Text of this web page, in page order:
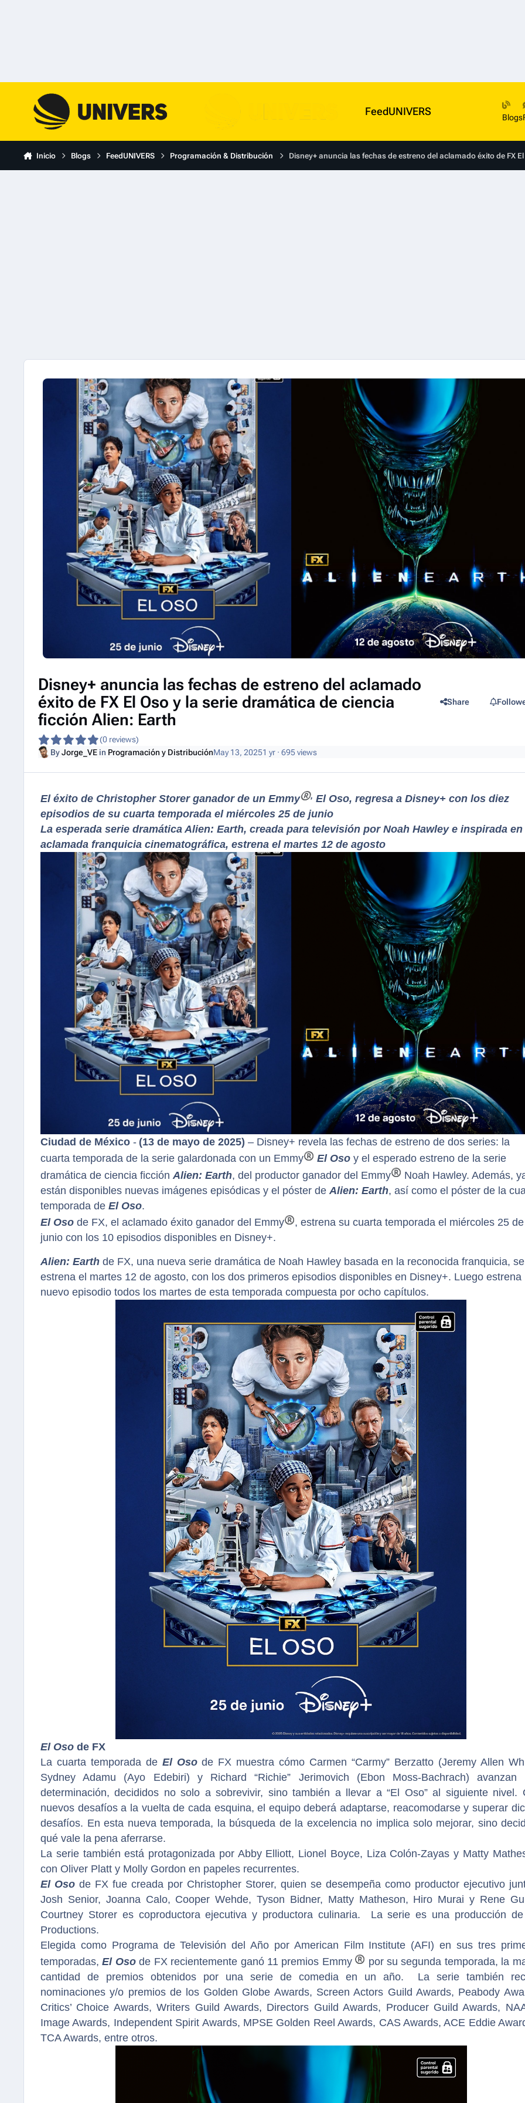
FeedUNIVERS Blogs
Inicio Blogs FeedUNIVERS Programación & Distribución Disney+ anuncia las fechas de estreno del aclamado éxito de FX
Disney+ anuncia las fechas de estreno del aclamado
éxito de FX El Oso y la serie dramática de ciencia
ficción Alien: Earth
(0 reviews)
Share
ByJorge_VEin Programación y DistribuciónMay 13, 20251 yr· 695 views
El éxito de Christopher Storer ganador de un Emmy®, El Oso, regresa a Disney+ con los diez
episodios de su cuarta temporada el miércoles 25 de junio
La esperada serie dramática Alien: Earth, creada para televisión por Noah Hawley e inspirada en
aclamada franquicia cinematográfica, estrena el martes 12 de agosto
Ciudad de México - (13 de mayo de 2025) – Disney+ revela las fechas de estreno de dos series: la
cuarta temporada de la serie galardonada con un Emmy® El Oso y el esperado estreno de la serie
dramática de ciencia ficción Alien: Earth, del productor ganador del Emmy® Noah Hawley. Además,
están disponibles nuevas imágenes episódicas y el póster de Alien: Earth, así como el póster de la
temporada de El Oso.
El Oso de FX, el aclamado éxito ganador del Emmy®, estrena su cuarta temporada el miércoles 25 de
junio con los 10 episodios disponibles en Disney+.
Alien: Earth de FX, una nueva serie dramática de Noah Hawley basada en la reconocida franquicia, se
estrena el martes 12 de agosto, con los dos primeros episodios disponibles en Disney+. Luego estrena
nuevo episodio todos los martes de esta temporada compuesta por ocho capítulos.
El Oso de FX
La cuarta temporada de El Osode FX muestra cómo Carmen “Carmy” Berzatto (Jeremy Allen
Sydney Adamu (Ayo Edebiri) y Richard “Richie” Jerimovich (Ebon Moss-Bachrach) avanzan
determinación, decididos no solo a sobrevivir, sino también a llevar a “El Oso” al siguiente nivel.
nuevos desafíos a la vuelta de cada esquina, el equipo deberá adaptarse, reacomodarse y superar
desafíos. En esta nueva temporada, la búsqueda de la excelencia no implica solo mejorar, sino
qué vale la pena aferrarse.
La serie también está protagonizada por Abby Elliott, Lionel Boyce, Liza Colón-Zayas y Matty
con Oliver Platt y Molly Gordon en papeles recurrentes.
El Osode FX fue creada por Christopher Storer, quien se desempeña como productor ejecutivo
Josh Senior, Joanna Calo, Cooper Wehde, Tyson Bidner, Matty Matheson, Hiro Murai y Rene
Courtney Storer es coproductora ejecutiva y productora culinaria. La serie es una producción
Productions.
Elegida como Programa de Televisión del Año por American Film Institute (AFI) en sus tres
temporadas,El Osode FX recientemente ganó 11 premios Emmy ® por su segunda temporada, la
cantidad de premios obtenidos por una serie de comedia en un año. La serie también
nominaciones y/o premios de los Golden Globe Awards, Screen Actors Guild Awards, Peabody
Critics’ Choice Awards, Writers Guild Awards, Directors Guild Awards, Producer Guild Awards,
Image Awards, Independent Spirit Awards, MPSE Golden Reel Awards, CAS Awards, ACE Eddie
TCA Awards, entre otros.